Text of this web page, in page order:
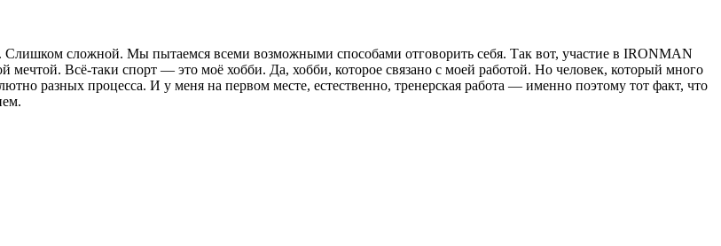
сложной. Мы пытаемся всеми возможными способами отговорить себя. Так вот, участие в IRONMAN
мечтой. Всё-таки спорт — это моё хобби. Да, хобби, которое связано с моей работой. Но человек, который много
разных процесса. И у меня на первом месте, естественно, тренерская работа — именно поэтому тот факт, что